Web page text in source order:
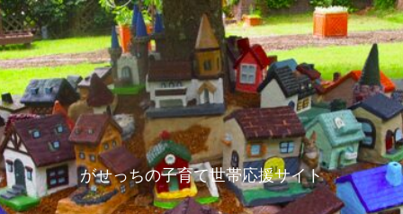
がせっちの子育て世帯応援サイト